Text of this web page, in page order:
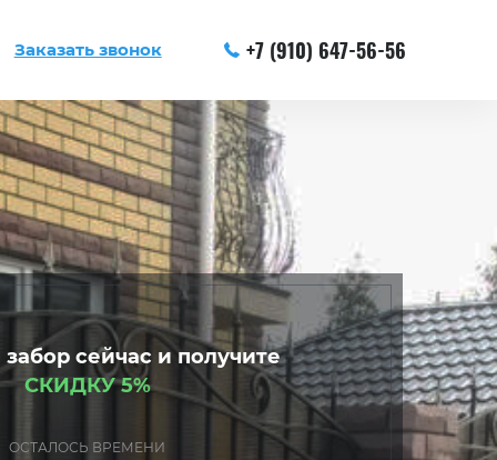
Заказать звонок +7 (910) 647-56-56
сейчас и получите
СКИДКУ 5%
ОСТАЛОСЬ ВРЕМЕНИ